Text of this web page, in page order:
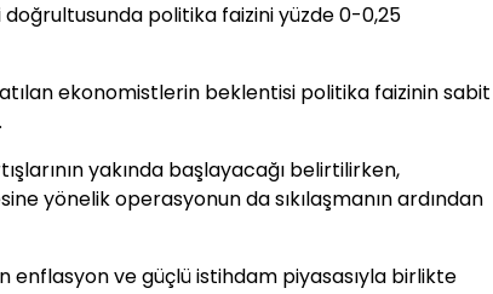
politika faizini yüzde 0-0,25
ekonomistlerin beklentisi politika faizinin sabit
yakında başlayacağı belirtilirken,
yönelik operasyonun da sıkılaşmanın ardından
enflasyon ve güçlü istihdam piyasasıyla birlikte